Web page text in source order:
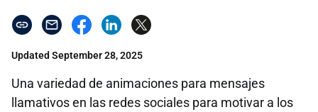
Updated September 28, 2025
Una variedad de animaciones para mensajes
llamativos en las redes sociales para motivar a los